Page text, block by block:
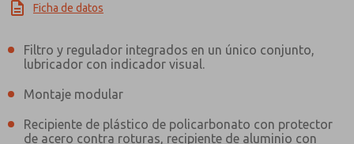
Ficha de datos
Filtro y regulador integrados en un único conjunto,
lubricador con indicador visual.
Montaje modular
Recipiente de plástico de policarbonato con protector
de acero contra roturas, recipiente de aluminio con